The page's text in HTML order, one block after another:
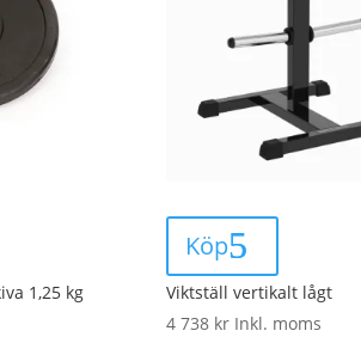
1,25 kg
Köp
Viktställ vertikalt lågt
4 738 kr Inkl. moms